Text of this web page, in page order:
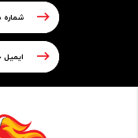
2.70GHz up to 3.20GHz